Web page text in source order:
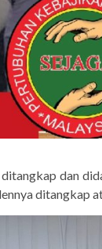
dan
ditangkap